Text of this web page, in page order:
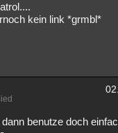
kein link *grmbl*
benutze doch